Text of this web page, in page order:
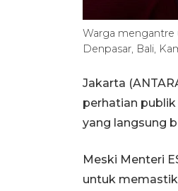
Warga mengantre
Denpasar, Bali,
Jakarta
perhatian
yang langsung
Meski Menteri
untuk